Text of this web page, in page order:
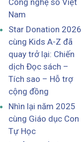
Công nghệ số Việt
Nam
Star Donation 2026
cùng Kids A-Z đã
quay trở lại: Chiến
dịch Đọc sách –
Tích sao – Hỗ trợ
cộng đồng
Nhìn lại năm 2025
cùng Giáo dục Con
Tự Học